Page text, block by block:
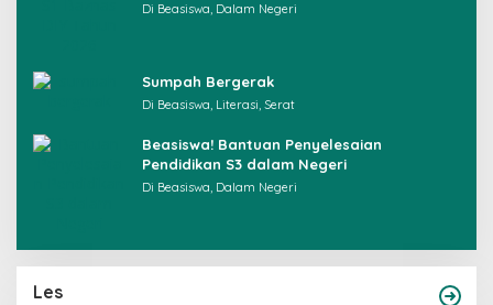
Di Beasiswa, Dalam Negeri
Sumpah Bergerak
Di Beasiswa, Literasi, Serat
Beasiswa! Bantuan Penyelesaian
Pendidikan S3 dalam Negeri
Di Beasiswa, Dalam Negeri
Les